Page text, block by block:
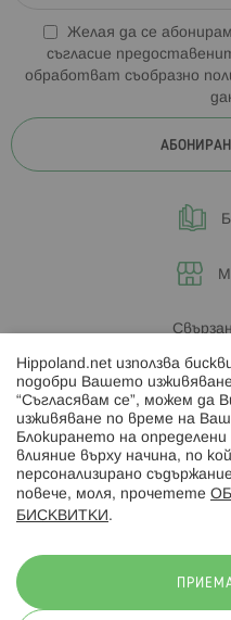
Желая да се
съгласие
обработват съобразно
Hippoland.net използва
подобри Вашето
“Съгласявам се”, можем да
изживяване по време на
Блокирането на
влияние върху начина, по
персонализирано
повече, моля, прочетете
БИСКВИТКИ .